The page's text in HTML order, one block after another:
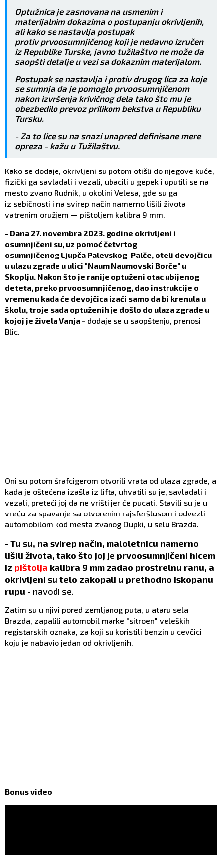
Optužnica je zasnovana na usmenim i
materijalnim dokazima o postupanju okrivljenih,
ali kako se nastavlja postupak
protiv prvoosumnjičenog koji je nedavno izručen
iz Republike Turske, javno tužilaštvo ne može da
saopšti detalje u vezi sa dokaznim materijalom.
Postupak se nastavlja i protiv drugog lica za koje
se sumnja da je pomoglo prvoosumnjičenom
nakon izvršenja krivičnog dela tako što mu je
obezbedilo prevoz prilikom bekstva u Republiku
Tursku.
- Za to lice su na snazi unapred definisane mere
opreza - kažu u Tužilaštvu.
Kako se dodaje, okrivljeni su potom otišli do njegove kuće,
fizički ga savladali i vezali, ubacili u gepek i uputili se na
mesto zvano Rudnik, u okolini Velesa, gde su ga
iz sebičnosti i na svirep način namerno lišili života
vatrenim oružjem — pištoljem kalibra 9 mm.
- Dana 27. novembra 2023. godine okrivljeni i
osumnjičeni su, uz pomoć četvrtog
osumnjičenog Ljupča Palevskog-Palče, oteli devojčicu
u ulazu zgrade u ulici "Naum Naumovski Borče" u
Skoplju. Nakon što je ranije optuženi otac ubijenog
deteta, preko prvoosumnjičenog, dao instrukcije o
vremenu kada će devojčica izaći samo da bi krenula u
školu, troje sada optuženih je došlo do ulaza zgrade u
kojoj je živela Vanja - dodaje se u saopštenju, prenosi
Blic.
Oni su potom šrafcigerom otvorili vrata od ulaza zgrade, a
kada je oštećena izašla iz lifta, uhvatili su je, savladali i
vezali, preteći joj da ne vrišti jer će pucati. Stavili su je u
vreću za spavanje sa otvorenim rajsferšlusom i odvezli
automobilom kod mesta zvanog Dupki, u selu Brazda.
- Tu su, na svirep način, maloletnicu namerno
lišili života, tako što joj je prvoosumnjičeni hicem
iz pištolja kalibra 9 mm zadao prostrelnu ranu, a
okrivljeni su telo zakopali u prethodno iskopanu
rupu - navodi se.
Zatim su u njivi pored zemljanog puta, u ataru sela
Brazda, zapalili automobil marke "sitroen" veleških
registarskih oznaka, za koji su koristili benzin u cevčici
koju je nabavio jedan od okrivljenih.
Bonus video